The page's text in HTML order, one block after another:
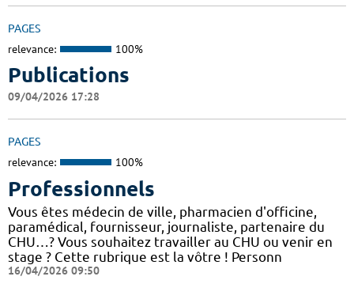
PAGES
relevance: 100%
Publications
09/04/2026 17:28
PAGES
relevance: 100%
Professionnels
Vous êtes médecin de ville, pharmacien d'officine,
paramédical, fournisseur, journaliste, partenaire du
CHU…? Vous souhaitez travailler au CHU ou venir en
stage ? Cette rubrique est la vôtre ! Personn
16/04/2026 09:50